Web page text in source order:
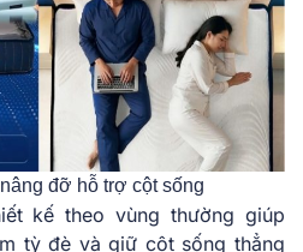
đỡ hỗ trợ cột sống
kế theo vùng thường giúp
tỳ đè và giữ cột sống thẳng